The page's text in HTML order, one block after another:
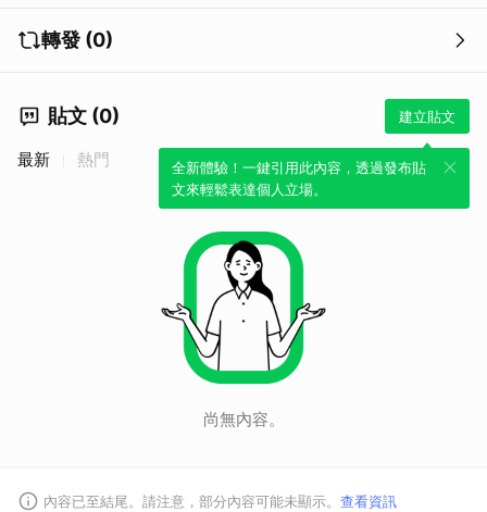
轉發 (0)
貼文 (0) 建立貼文
全新體驗！一鍵引用此內容，透過發布貼
文來輕鬆表達個人立場。
最新 熱門
尚無內容。
內容已至結尾。請注意，部分內容可能未顯示。 查看資訊